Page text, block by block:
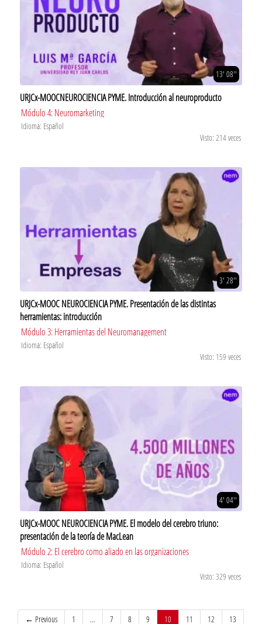
13' 08''
URJCx-MOOCNEUROCIENCIA PYME. Introducción al neuroproducto
Módulo 4: Neuromarketing
Idioma: Español
Visto: 214 veces
3' 28''
URJCx-MOOC NEUROCIENCIA PYME. Presentación de las distintas
herramientas: introducción
Módulo 3: Herramientas del Neuromanagement
Idioma: Español
Visto: 159 veces
4' 04''
URJCx-MOOC NEUROCIENCIA PYME. El modelo del cerebro triuno:
presentación de la teoría de MacLean
Módulo 2: El cerebro como aliado en las organizaciones
Idioma: Español
Visto: 329 veces
← Previous 1 … 7 8 9 10 (current)
11 12 13